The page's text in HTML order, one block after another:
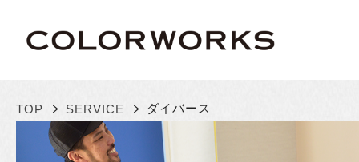
TOP > SERVICE > ダイバース